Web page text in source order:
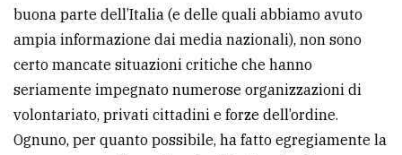
buona parte dell’Italia (e delle quali abbiamo avuto
ampia informazione dai media nazionali), non sono
certo mancate situazioni critiche che hanno
seriamente impegnato numerose organizzazioni di
volontariato, privati cittadini e forze dell’ordine.
Ognuno, per quanto possibile, ha fatto egregiamente la